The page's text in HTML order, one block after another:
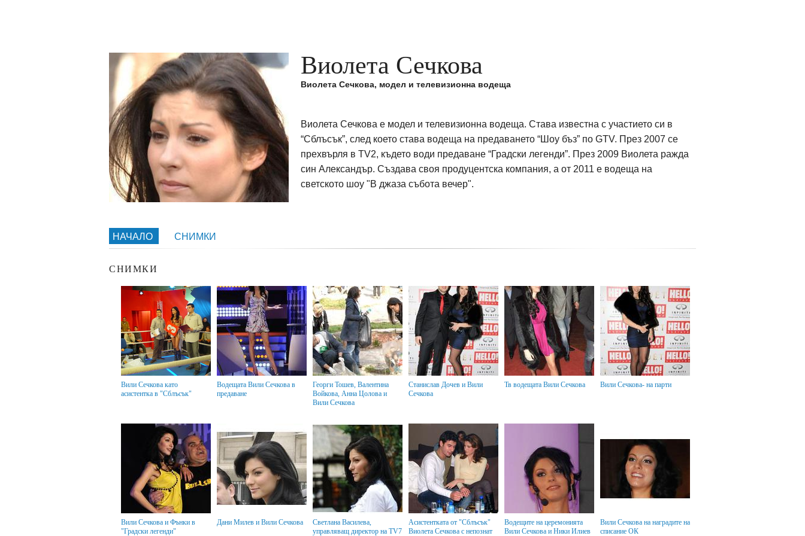
Виолета Сечкова
Виолета Сечкова, модел и телевизионна водеща
Виолета Сечкова е модел и телевизионна водеща. Става известна с участието си в
“Сблъсък”, след което става водеща на предаването “Шоу бъз” по GTV. През 2007 се
прехвърля в TV2, където води предаване “Градски легенди”. През 2009 Виолета ражда
син Александър. Създава своя продуцентска компания, а от 2011 е водеща на
светското шоу "В джаза събота вечер".
НАЧАЛО СНИМКИ
СНИМКИ
Вили Сечкова като
асистентка в "Сблъсък"
Водещата Вили Сечкова в
предаване
Георги Тошев, Валентина
Войкова, Анна Цолова и
Вили Сечкова
Станислав Дочев и Вили
Сечкова
Тв водещата Вили Сечкова Вили Сечкова- на парти
Вили Сечкова и Фънки в
"Градски легенди"
Дани Милев и Вили Сечкова
Светлана Василева,
управляващ директор на TV7
Асистентката от "Сблъсък"
Виолета Сечкова с непознат
Водещите на церемонията
Вили Сечкова и Ники Илиев
Вили Сечкова на наградите на
списание ОК